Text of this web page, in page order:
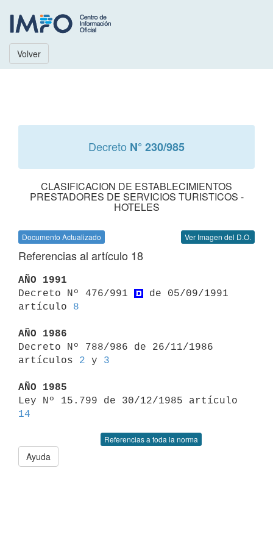
Volver
Decreto N° 230/985
CLASIFICACION DE ESTABLECIMIENTOS
PRESTADORES DE SERVICIOS TURISTICOS -
HOTELES
Documento Actualizado Ver Imagen del D.O.
Referencias al artículo 18
AÑO 1991
Decreto Nº 476/991
de 05/09/1991
artículo 8
AÑO 1986
Decreto Nº 788/986 de 26/11/1986
artículos 2 y 3
AÑO 1985
14
Referencias a toda la norma
Ayuda